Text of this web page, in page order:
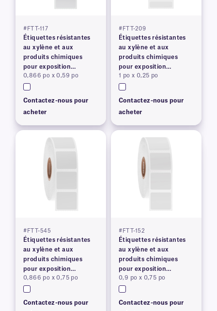
#FTT-117
Étiquettes résistantes
au xylène et aux
produits chimiques
pour exposition
prolongée
0,866 po x 0,59 po
Contactez-nous pour
acheter
#FTT-209
Étiquettes résistantes
au xylène et aux
produits chimiques
pour exposition
prolongée
1 po x 0,25 po
Contactez-nous pour
acheter
#FTT-545
Étiquettes résistantes
au xylène et aux
produits chimiques
pour exposition
prolongée
0,866 po x 0,75 po
Contactez-nous pour
#FTT-152
Étiquettes résistantes
au xylène et aux
produits chimiques
pour exposition
prolongée
0,9 po x 0,75 po
Contactez-nous pour